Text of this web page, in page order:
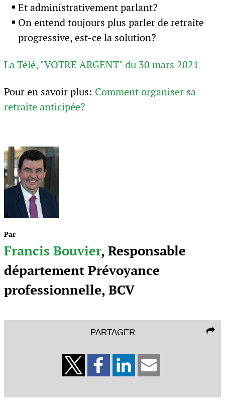
Et administrativement parlant?
On entend toujours plus parler de retraite
progressive, est-ce la solution?
La Télé, "VOTRE ARGENT" du 30 mars 2021
Pour en savoir plus: Comment organiser sa
retraite anticipée?
Par
Francis Bouvier, Responsable
département Prévoyance
professionnelle, BCV
PARTAGER